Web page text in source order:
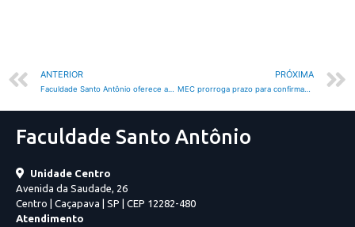
ANTERIOR
Faculdade Santo Antônio oferece aulas de revisão para o Enem online e gratuitas
PRÓXIMA
MEC prorroga prazo para confirmação de informações da 1ª Chamada do Prouni 2021.1
Faculdade Santo Antônio
Unidade Centro
Avenida da Saudade, 26
Centro | Caçapava | SP | CEP 12282-480
Atendimento